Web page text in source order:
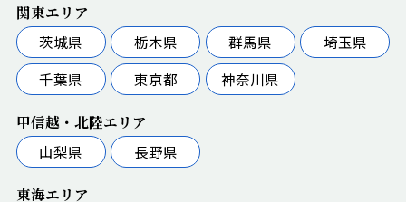
関東エリア
茨城県
栃木県 群馬県
埼玉県
千葉県
東京都 神奈川県
甲信越・北陸エリア
山梨県
長野県
東海エリア